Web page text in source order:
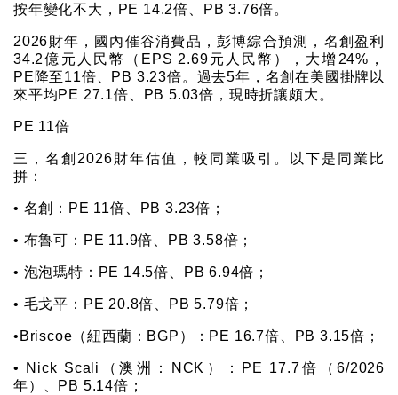
按年變化不大，PE 14.2倍、PB 3.76倍。
2026財年，國內催谷消費品，彭博綜合預測，名創盈利
34.2億元人民幣（EPS 2.69元人民幣），大增24%，
PE降至11倍、PB 3.23倍。過去5年，名創在美國掛牌以
來平均PE 27.1倍、PB 5.03倍，現時折讓頗大。
PE 11倍
三，名創2026財年估值，較同業吸引。以下是同業比
拼：
• 名創：PE 11倍、PB 3.23倍；
• 布魯可：PE 11.9倍、PB 3.58倍；
• 泡泡瑪特：PE 14.5倍、PB 6.94倍；
• 毛戈平：PE 20.8倍、PB 5.79倍；
•Briscoe（紐西蘭：BGP）：PE 16.7倍、PB 3.15倍；
• Nick Scali（澳洲：NCK）：PE 17.7倍（6/2026
年）、PB 5.14倍；